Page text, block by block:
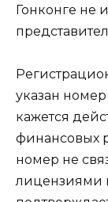
Гонконге не
указан
кажется
финансовых
номер не
лицензиями